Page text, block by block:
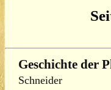
Geschichte der
Schneider